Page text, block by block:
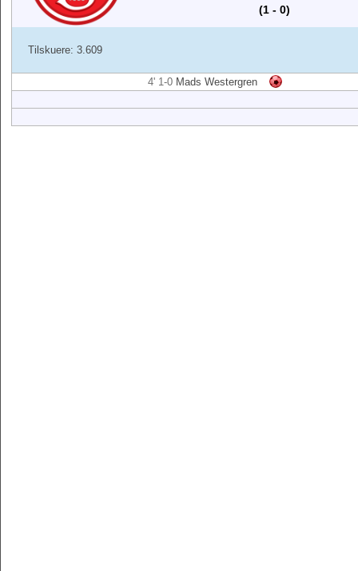
(1 - 0)
Tilskuere: 3.609
4' 1-0 Mads Westergren